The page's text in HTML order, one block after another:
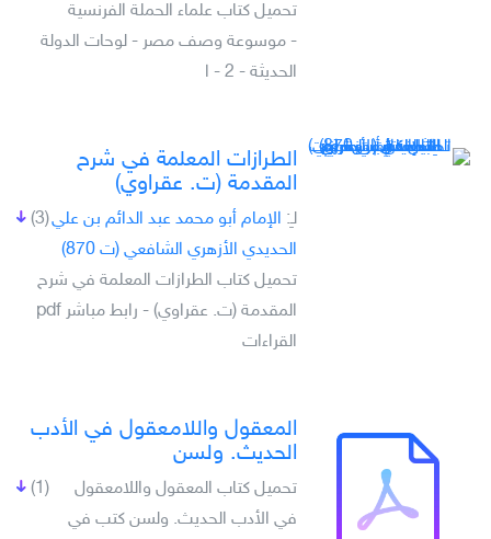
تحميل كتاب علماء الحملة الفرنسية
- موسوعة وصف مصر - لوحات الدولة
الحديثة - 2 - ا
الطرازات المعلمة في شرح
المقدمة (ت. عقراوي)
(3) لـِ: الإمام أبو محمد عبد الدائم بن علي
الحديدي الأزهري الشافعي (ت 870)
تحميل كتاب الطرازات المعلمة في شرح
المقدمة (ت. عقراوي) - رابط مباشر pdf
القراءات
المعقول واللامعقول في الأدب
الحديث. ولسن
(1)
تحميل كتاب المعقول واللامعقول
في الأدب الحديث. ولسن كتب في